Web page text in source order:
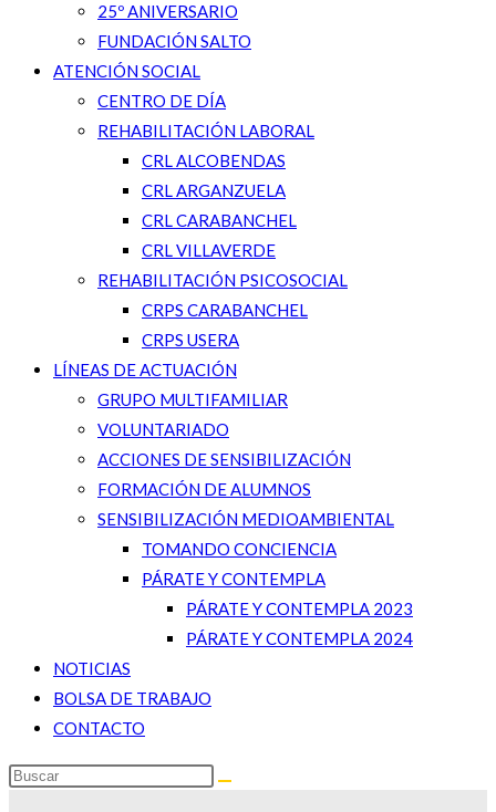
25º ANIVERSARIO
FUNDACIÓN SALTO
ATENCIÓN SOCIAL
CENTRO DE DÍA
REHABILITACIÓN LABORAL
CRL ALCOBENDAS
CRL ARGANZUELA
CRL CARABANCHEL
CRL VILLAVERDE
REHABILITACIÓN PSICOSOCIAL
CRPS CARABANCHEL
CRPS USERA
LÍNEAS DE ACTUACIÓN
GRUPO MULTIFAMILIAR
VOLUNTARIADO
ACCIONES DE SENSIBILIZACIÓN
FORMACIÓN DE ALUMNOS
SENSIBILIZACIÓN MEDIOAMBIENTAL
TOMANDO CONCIENCIA
PÁRATE Y CONTEMPLA
PÁRATE Y CONTEMPLA 2023
PÁRATE Y CONTEMPLA 2024
NOTICIAS
BOLSA DE TRABAJO
CONTACTO